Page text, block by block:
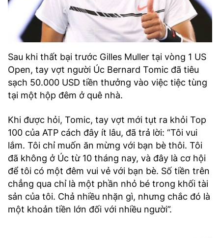
Sau khi thất bại trước Gilles Muller tại vòng 1 US
Open, tay vợt người Úc Bernard Tomic đã tiêu
sạch 50.000 USD tiền thưởng vào việc tiệc tùng
tại một hộp đêm ở quê nhà.
Khi được hỏi, Tomic, tay vợt mới tụt ra khỏi Top
100 của ATP cách đây ít lâu, đã trả lời: “Tôi vui
lắm. Tôi chỉ muốn ăn mừng với bạn bè thôi. Tôi
đã không ở Úc từ 10 tháng nay, và đây là cơ hội
để tôi có một đêm vui vẻ với bạn bè. Số tiền trên
chẳng qua chỉ là một phần nhỏ bé trong khối tài
sản của tôi. Chả nhiều nhặn gì, nhưng chắc đó là
một khoản tiền lớn đối với nhiều người”.